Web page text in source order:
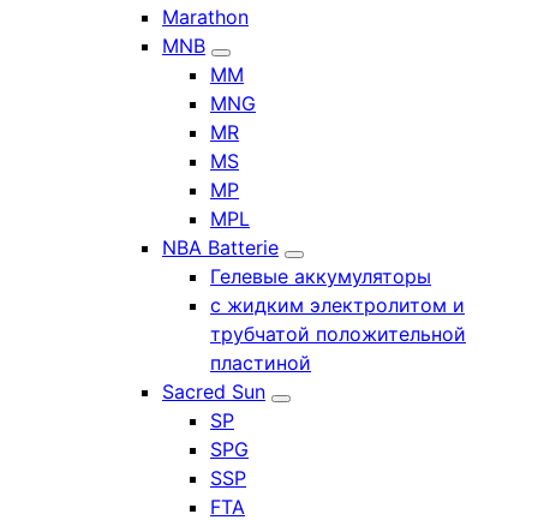
Marathon
MNB
MM
MNG
MR
MS
MP
MPL
NBA Batterie
Гелевые аккумуляторы
с жидким электролитом и
трубчатой положительной
пластиной
Sacred Sun
SP
SPG
SSP
FTA